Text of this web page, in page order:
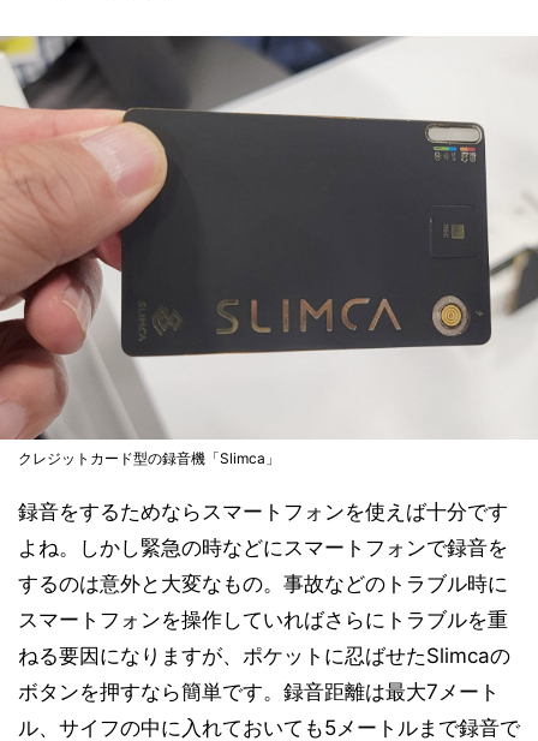
クレジットカード型の録音機「Slimca」
録音をするためならスマートフォンを使えば十分です
よね。しかし緊急の時などにスマートフォンで録音を
するのは意外と大変なもの。事故などのトラブル時に
スマートフォンを操作していればさらにトラブルを重
ねる要因になりますが、ポケットに忍ばせたSlimcaの
ボタンを押すなら簡単です。録音距離は最大7メート
ル、サイフの中に入れておいても5メートルまで録音で